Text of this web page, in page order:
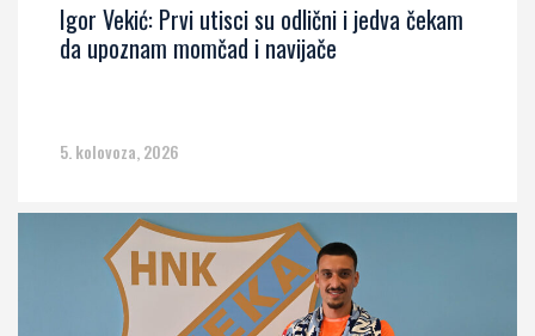
Igor Vekić: Prvi utisci su odlični i jedva čekam
da upoznam momčad i navijače
5. kolovoza, 2026